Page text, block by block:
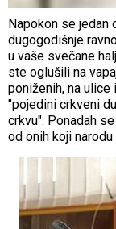
Napokon se jedan
dugogodišnje
u vaše svečane
ste oglušili na
poniženih, na
"pojedini crkveni
crkvu". Ponadah
od onih koji